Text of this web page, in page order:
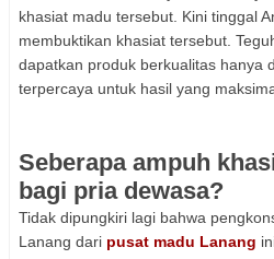
khasiat madu tersebut. Kini tinggal
membuktikan khasiat tersebut.
dapatkan produk berkualitas hanya
terpercaya untuk hasil yang
Seberapa ampuh
bagi pria dewasa?
Tidak dipungkiri lagi bahwa
Lanang dari pusat madu Lanang